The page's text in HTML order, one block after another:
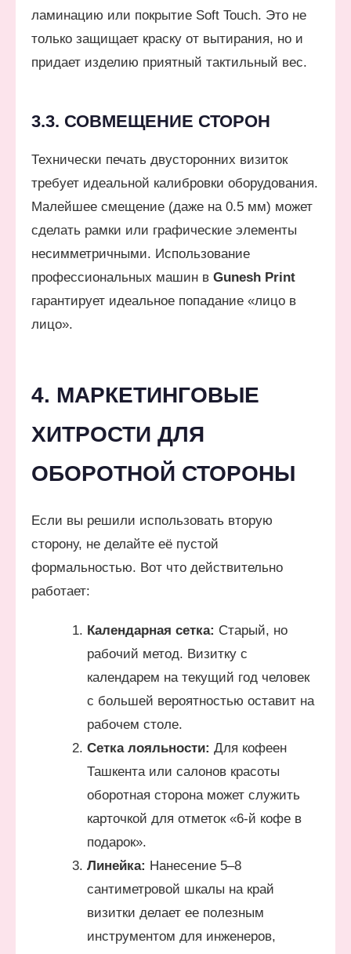
ламинацию или покрытие Soft Touch. Это не
только защищает краску от вытирания, но и
придает изделию приятный тактильный вес.
3.3. СОВМЕЩЕНИЕ СТОРОН
Технически печать двусторонних визиток
требует идеальной калибровки оборудования.
Малейшее смещение (даже на 0.5 мм) может
сделать рамки или графические элементы
несимметричными. Использование
профессиональных машин в Gunesh Print
гарантирует идеальное попадание «лицо в
лицо».
4. МАРКЕТИНГОВЫЕ
ХИТРОСТИ ДЛЯ
ОБОРОТНОЙ СТОРОНЫ
Если вы решили использовать вторую
сторону, не делайте её пустой
формальностью. Вот что действительно
работает:
Календарная сетка: Старый, но
рабочий метод. Визитку с
календарем на текущий год человек
с большей вероятностью оставит на
рабочем столе.
Сетка лояльности: Для кофеен
Ташкента или салонов красоты
оборотная сторона может служить
карточкой для отметок «6-й кофе в
подарок».
Линейка: Нанесение 5–8
сантиметровой шкалы на край
визитки делает ее полезным
инструментом для инженеров,